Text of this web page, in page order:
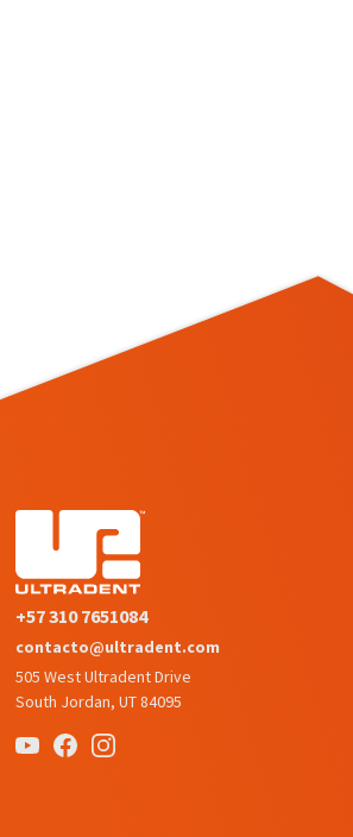
+57 310 7651084
contacto@ultradent.com
505 West Ultradent Drive
South Jordan, UT 84095